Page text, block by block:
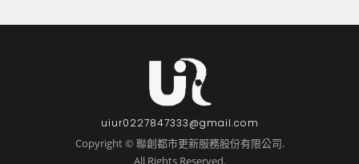
uiur0227847333@gmail.com
Copyright © 聯創都市更新服務股份有限公司.
All Rights Reserved.